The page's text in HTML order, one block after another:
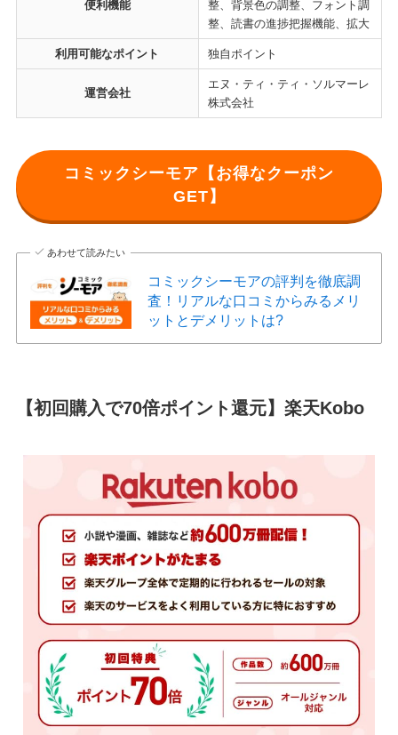
便利機能
整、背景色の調整、フォント調
整、読書の進捗把握機能、拡大
利用可能なポイント 独自ポイント
運営会社
エヌ・ティ・ティ・ソルマーレ
株式会社
コミックシーモア【お得なクーポン
GET】
あわせて読みたい
コミックシーモアの評判を徹底調
査！リアルな口コミからみるメリ
ットとデメリットは?
【初回購入で70倍ポイント還元】楽天Kobo